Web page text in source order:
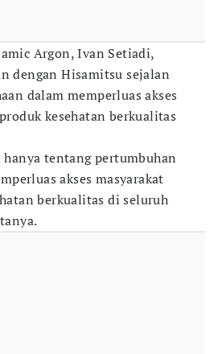
Argon, Ivan Setiadi,
dengan Hisamitsu sejalan
dalam memperluas akses
kesehatan berkualitas
tentang pertumbuhan
akses masyarakat
berkualitas di seluruh